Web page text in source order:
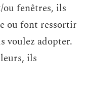
fenêtres, ils
ou font ressortir
voulez adopter.
ils